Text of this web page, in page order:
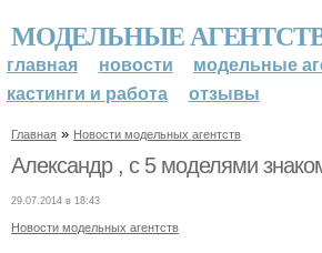
МОДЕЛЬНЫЕ
главная новости
модельные
кастинги и работа
отзывы
Главная » Новости модельных агентств
Александр , с 5 моделями
29.07.2014 в 18:43
Новости модельных агентств